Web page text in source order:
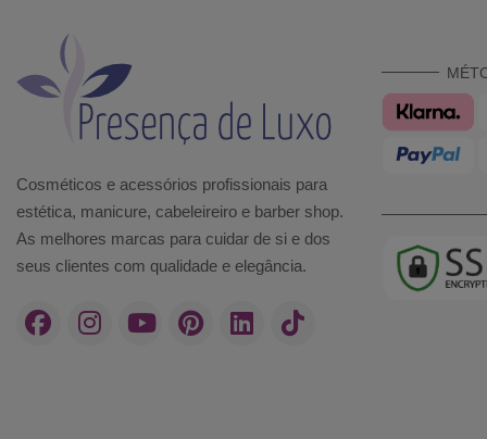
Cosméticos e acessórios profissionais para
estética, manicure, cabeleireiro e barber shop.
As melhores marcas para cuidar de si e dos
seus clientes com qualidade e elegância.